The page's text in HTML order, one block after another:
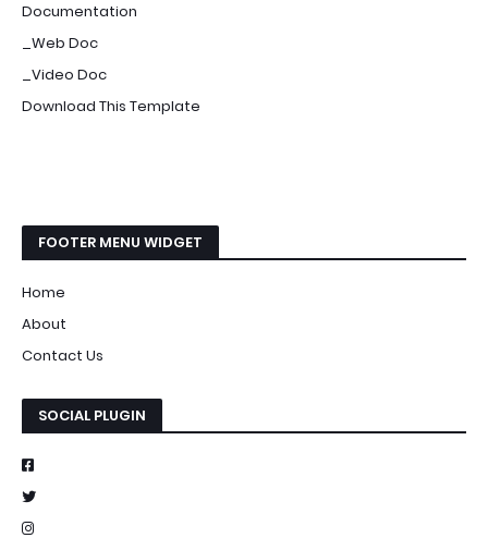
Documentation
_Web Doc
_Video Doc
Download This Template
FOOTER MENU WIDGET
Home
About
Contact Us
SOCIAL PLUGIN